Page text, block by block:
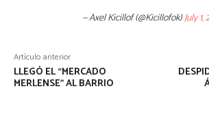
— Axel Kicillof (@Kicillofok)July
Artículo anterior
LLEGÓ EL “MERCADO
MERLENSE” AL BARRIO